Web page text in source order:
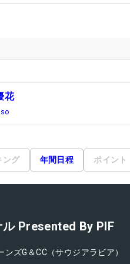
花
ング 年間日程 ポイント
Presented By PIF
ンズG＆CC（サウジアラビア）